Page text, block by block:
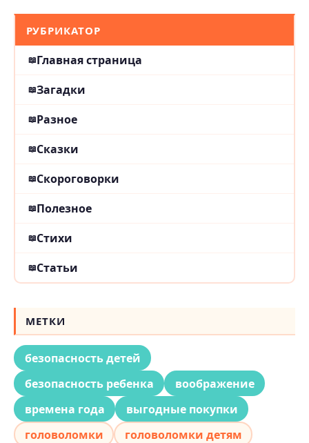
РУБРИКАТОР
Главная страница
Загадки
Разное
Сказки
Скороговорки
Полезное
Стихи
Статьи
МЕТКИ
безопасность детей
безопасность ребенка
воображение
времена года
выгодные покупки
головоломки
головоломки детям